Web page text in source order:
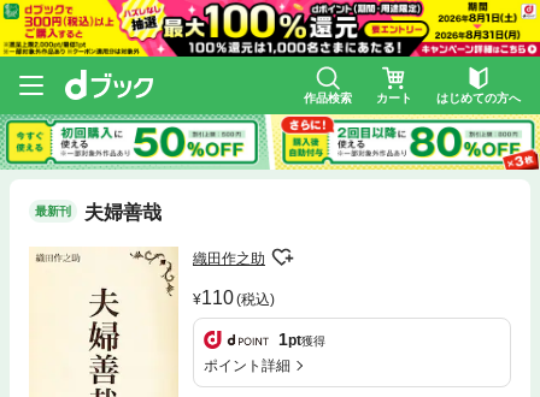
作品検索 カート はじめての方へ
最新刊 夫婦善哉
織田作之助
110(税込)
1pt獲得
ポイント詳細